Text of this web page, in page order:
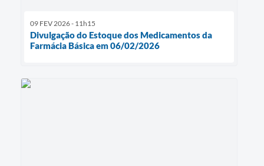
09 FEV 2026 - 11h15
Divulgação do Estoque dos Medicamentos da
Farmácia Básica em 06/02/2026